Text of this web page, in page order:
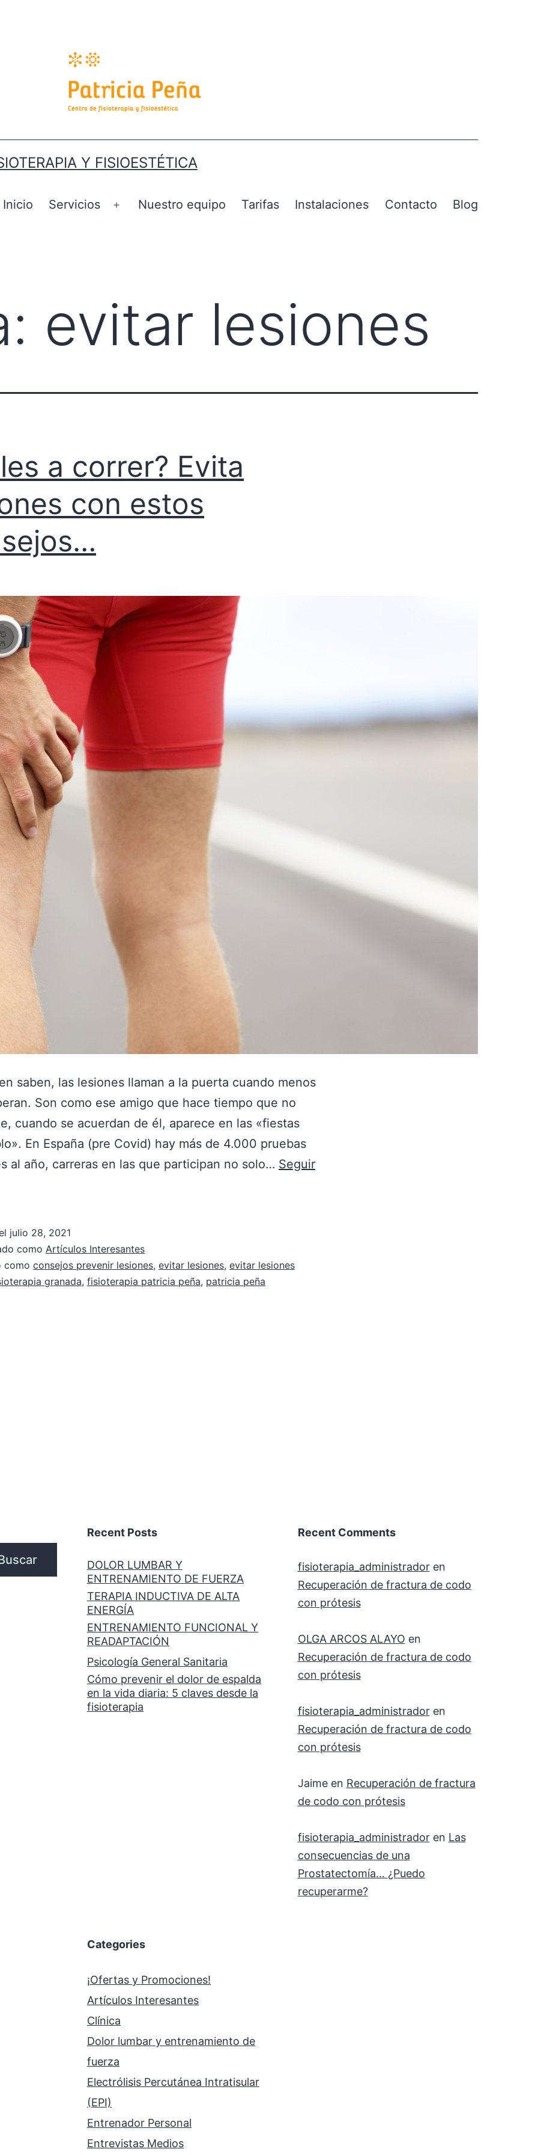
Y FISIOESTÉTICA
Inicio Servicios Nuestro equipo Tarifas Instalaciones Contacto Blog
evitar lesiones
a correr? Evita
con estos
saben, las lesiones llaman a la puerta cuando menos
Son como ese amigo que hace tiempo que no
cuando se acuerdan de él, aparece en las «fiestas
En España (pre Covid) hay más de 4.000 pruebas
al año, carreras en las que participan no solo… Seguir
julio 28, 2021
como Artículos Interesantes
como consejos prevenir lesiones, evitar lesiones, evitar lesiones
granada, fisioterapia patricia peña, patricia peña
Recent Posts
DOLOR LUMBAR Y
ENTRENAMIENTO DE FUERZA
TERAPIA INDUCTIVA DE ALTA
ENERGÍA
ENTRENAMIENTO FUNCIONAL Y
READAPTACIÓN
Psicología General Sanitaria
Cómo prevenir el dolor de espalda
en la vida diaria: 5 claves desde la
fisioterapia
Recent Comments
fisioterapia_administradoren
Recuperación de fractura de codo
con prótesis
OLGA ARCOS ALAYO en
Recuperación de fractura de codo
con prótesis
fisioterapia_administradoren
Recuperación de fractura de codo
con prótesis
Jaimeen Recuperación de fractura
de codo con prótesis
fisioterapia_administradoren Las
consecuencias de una
Prostatectomía… ¿Puedo
recuperarme?
Categories
¡Ofertas y Promociones!
Artículos Interesantes
Clínica
Dolor lumbar y entrenamiento de
fuerza
Electrólisis Percutánea Intratisular
(EPI)
Entrenador Personal
Entrevistas Medios